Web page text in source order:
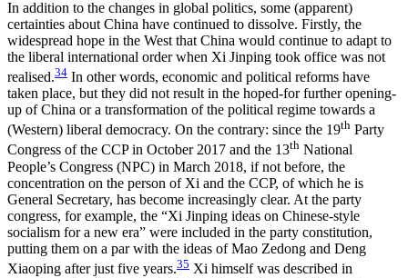
In addition to the changes in global politics, some (apparent)
certainties about China have continued to dissolve. Firstly, the
widespread hope in the West that China would continue to adapt to
the liberal inter­national order when Xi Jinping took office was not
realised.34 In other words, economic and political reforms have
taken place, but they did not result in the hoped-for further opening-
up of China or a trans­formation of the political regime towards a
(Western) liberal democracy. On the contrary: since the 19th Party
Congress of the CCP in October 2017 and the 13th National
People’s Congress (NPC) in March 2018, if not before, the
concentration on the person of Xi and the CCP, of which he is
General Secretary, has become increasingly clear. At the party
congress, for example, the “Xi Jinping ideas on Chinese-style
socialism for a new era” were included in the party constitution,
putting them on a par with the ideas of Mao Zedong and Deng
Xiaoping after just five years.35 Xi himself was described in